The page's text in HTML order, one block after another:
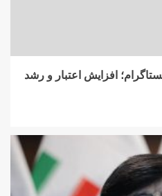
افزایش اعتبار و رشد